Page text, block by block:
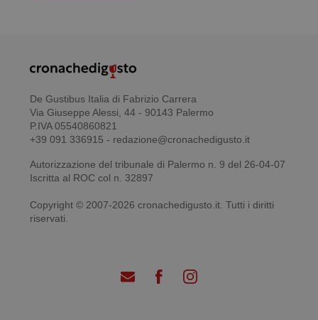
De Gustibus Italia di Fabrizio Carrera
Via Giuseppe Alessi, 44 - 90143 Palermo
P.IVA 05540860821
+39 091 336915 - redazione@cronachedigusto.it
Autorizzazione del tribunale di Palermo n. 9 del 26-04-07
Iscritta al ROC col n. 32897
Copyright © 2007-2026 cronachedigusto.it. Tutti i diritti
riservati.